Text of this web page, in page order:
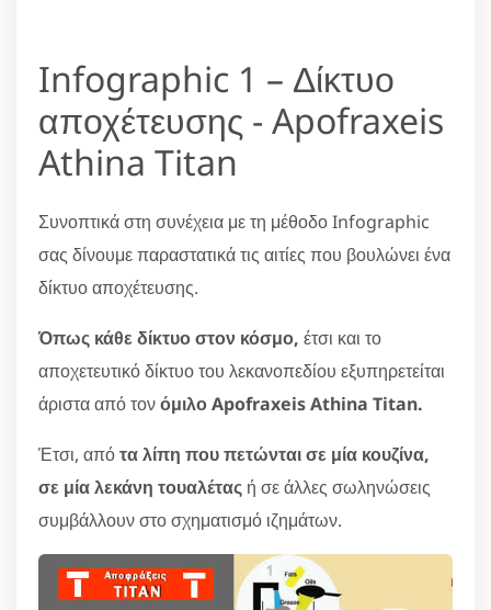
Infographic 1 – Δίκτυο
αποχέτευσης - Apofraxeis
Athina Titan
Συνοπτικά στη συνέχεια με τη μέθοδο Infographic
σας δίνουμε παραστατικά τις αιτίες που βουλώνει ένα
δίκτυο αποχέτευσης.
Όπως κάθε δίκτυο στον κόσμο, έτσι και το
αποχετευτικό δίκτυο του λεκανοπεδίου εξυπηρετείται
άριστα από τονόμιλο Apofraxeis Athina Titan.
Έτσι, απότα λίπη που πετώνται σε μία κουζίνα,
σε μία λεκάνη τουαλέτας ή σε άλλες σωληνώσεις
συμβάλλουν στο σχηματισμό ιζημάτων.